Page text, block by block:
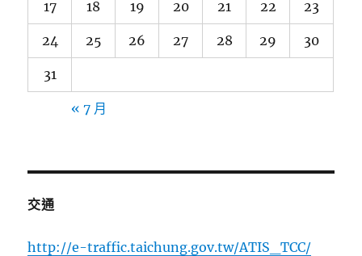
17 18 19 20 21 22 23
24 25 26 27 28 29 30
31
« 7 月
交通
http://e-traffic.taichung.gov.tw/ATIS_TCC/